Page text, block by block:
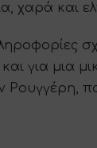
χαρά και
για μια
Ρουγγέρη,